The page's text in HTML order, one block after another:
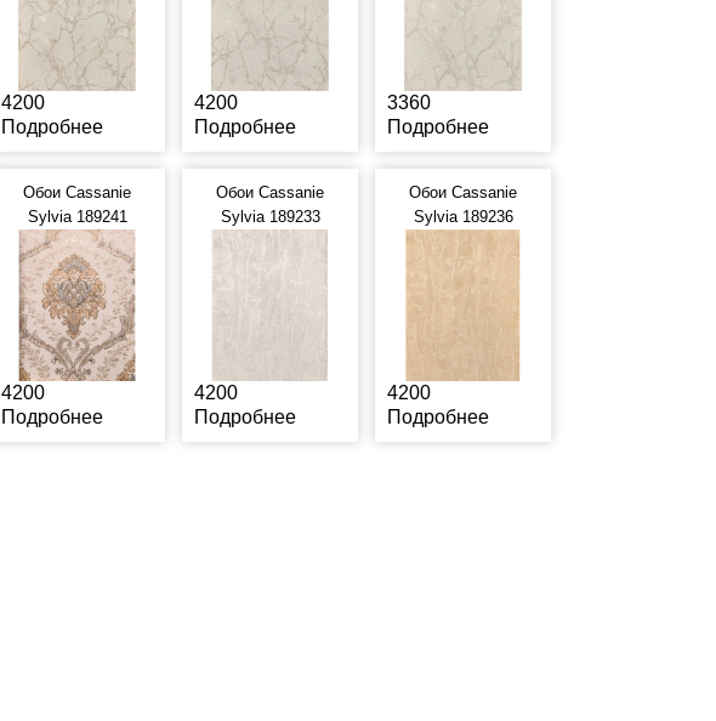
4200
Подробнее
4200
Подробнее
3360
Подробнее
Обои Cassanie
Sylvia 189241
4200
Подробнее
Обои Cassanie
Sylvia 189233
4200
Подробнее
Обои Cassanie
Sylvia 189236
4200
Подробнее